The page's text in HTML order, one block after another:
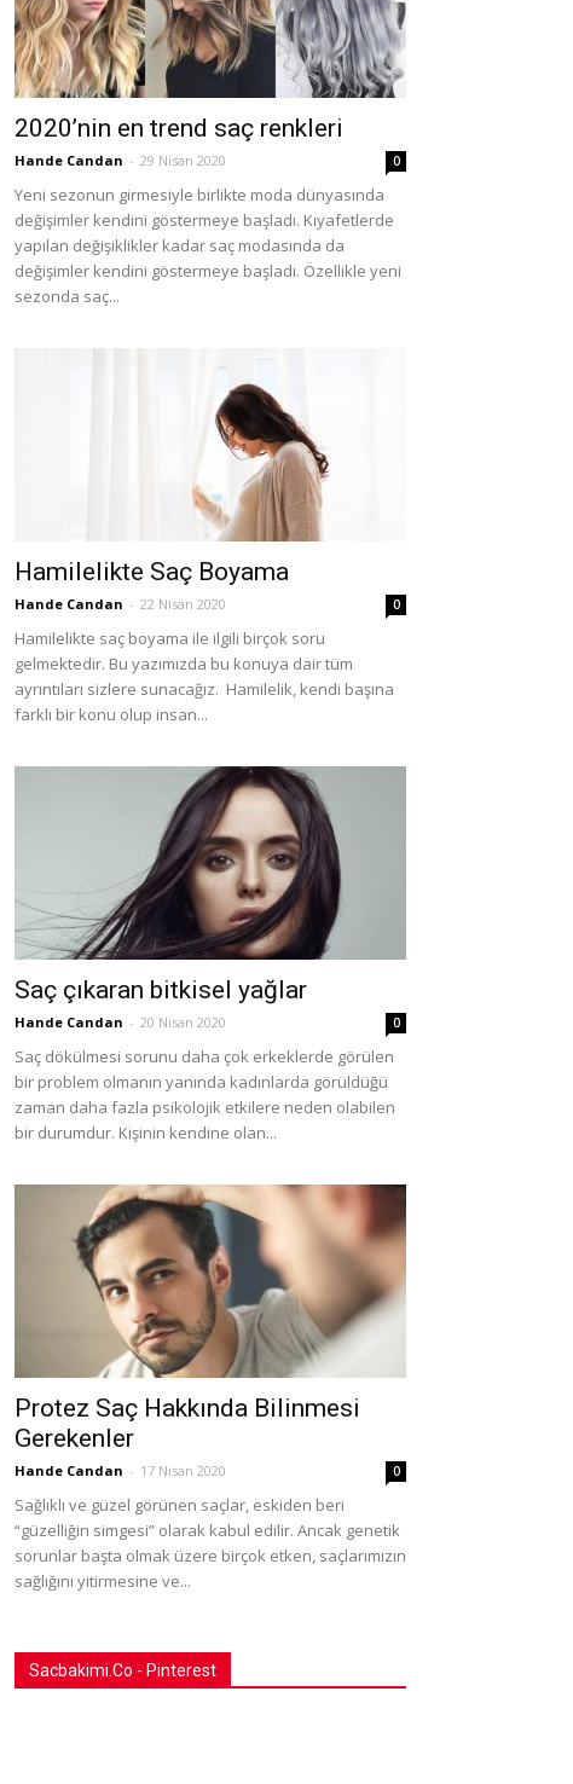
2020’nin en trend saç renkleri
Hande Candan - 29 Nisan 2020 0
Yeni sezonun girmesiyle birlikte moda dünyasında
değişimler kendini göstermeye başladı. Kıyafetlerde
yapılan değişiklikler kadar saç modasında da
değişimler kendini göstermeye başladı. Özellikle yeni
sezonda saç...
Hamilelikte Saç Boyama
Hande Candan - 22 Nisan 2020 0
Hamilelikte saç boyama ile ilgili birçok soru
gelmektedir. Bu yazımızda bu konuya dair tüm
ayrıntıları sizlere sunacağız. Hamilelik, kendi başına
farklı bir konu olup insan...
Saç çıkaran bitkisel yağlar
Hande Candan - 20 Nisan 2020 0
Saç dökülmesi sorunu daha çok erkeklerde görülen
bir problem olmanın yanında kadınlarda görüldüğü
zaman daha fazla psikolojik etkilere neden olabilen
bir durumdur. Kişinin kendine olan...
Protez Saç Hakkında Bilinmesi
Gerekenler
Hande Candan - 17 Nisan 2020 0
Sağlıklı ve güzel görünen saçlar, eskiden beri
“güzelliğin simgesi” olarak kabul edilir. Ancak genetik
sorunlar başta olmak üzere birçok etken, saçlarımızın
sağlığını yitirmesine ve...
Sacbakimi.Co - Pinterest